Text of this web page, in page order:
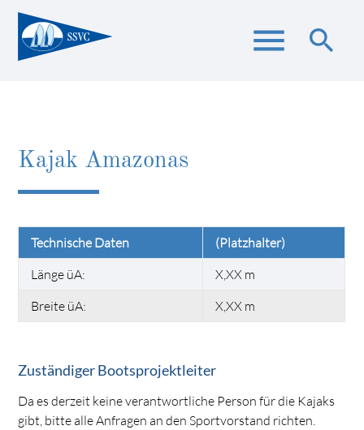
menu search
Kajak Amazonas
Technische Daten
(Platzhalter)
Länge üA:
X,XX m
Breite üA:
X,XX m
Zuständiger Bootsprojektleiter
Da es derzeit keine verantwortliche Person für die Kajaks
gibt, bitte alle Anfragen an den Sportvorstand richten.